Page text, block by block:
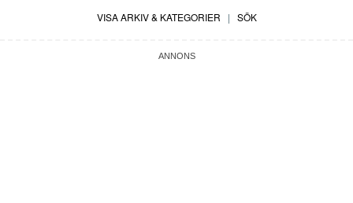
VISA ARKIV & KATEGORIER | SÖK